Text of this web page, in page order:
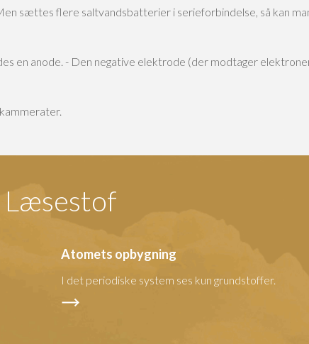
sættes flere saltvandsbatterier i serieforbindelse, så kan
en anode. - Den negative elektrode (der modtager
Læsestof
Atomets opbygning
I det periodiske system ses kun grundstoffer.